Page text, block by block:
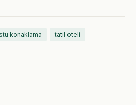
konaklama tatil oteli